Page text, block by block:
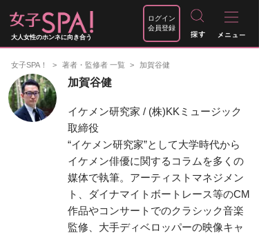
大人女性のホンネに向き合う
ログイン
会員登録
女子SPA！ 著者・監修者 一覧 加賀谷健
加賀谷健
イケメン研究家 / (株)KKミュージック
取締役
“イケメン研究家”として大学時代から
イケメン俳優に関するコラムを多くの
媒体で執筆。アーティストマネジメン
ト、ダイナマイトボートレース等のCM
作品やコンサートでのクラシック音楽
監修、大手ディベロッパーの映像キャ